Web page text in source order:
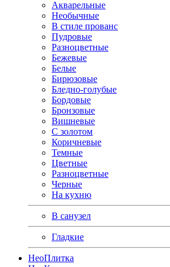
Акварельные
Необычные
В стиле прованс
Пудровые
Разноцветные
Бежевые
Белые
Бирюзовые
Бледно-голубые
Бордовые
Бронзовые
Вишневые
С золотом
Коричневые
Темные
Цветные
Разноцветные
Черные
На кухню
В санузел
Гладкие
НеоПлитка